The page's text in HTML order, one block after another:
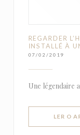
REGARDER
INSTALLÉ À
07/02/2019
Une légendaire
LER O